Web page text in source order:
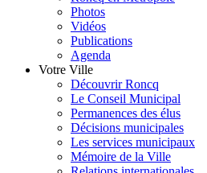
Photos
Vidéos
Publications
Agenda
Votre Ville
Découvrir Roncq
Le Conseil Municipal
Permanences des élus
Décisions municipales
Les services municipaux
Mémoire de la Ville